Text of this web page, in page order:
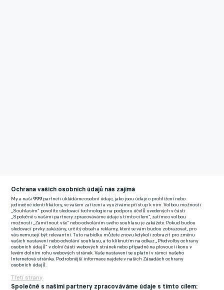
Ochrana vašich osobních údajů nás zajímá
My a naši999 partneři ukládáme osobní údaje, jako jsou údaje o prohlížení nebo
jedinečné identifikátory, ve vašem zařízení a využíváme přístup k nim. Volbou možnosti
„Souhlasím“ povolíte sledovací technologie na podporu účelů uvedených v části
„Společně s našimi partnery zpracováváme údaje s tímto cílem“, zatímco volbou
možnosti „Zamítnout vše“ nebo odvoláním svého souhlasu je zakážete. Pokud budou
sledovací prvky zakázány, určitý obsah a reklamy, které se vám budou zobrazovat, pro
vás nemusejí být relevantní. Tuto nabídku můžete znovu kdykoli zobrazit pro změnu
vašich nastavení nebo odvolání souhlasu, a to kliknutím na odkaz „Předvolby ochrany
osobních údajů“ v dolní části webových stránek nebo případně na plovoucí ikonu v
levém dolním rohu webových stránek. Vaše nastavení se uplatní v rámci našeho
Internetová stránka. Podrobnější informace najdete v našich Zásadách ochrany
osobních údajů.
Třetí strany
Společně s našimi partnery zpracováváme údaje s tímto cílem: